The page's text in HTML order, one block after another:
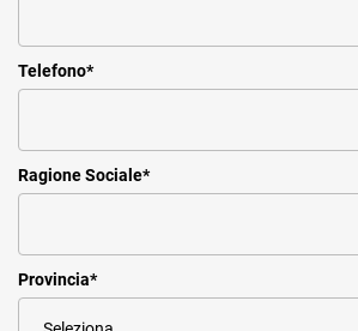
Telefono*
Ragione Sociale*
Provincia*